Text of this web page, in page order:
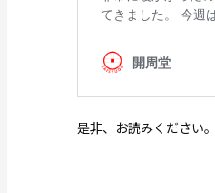
是非、お読みください。